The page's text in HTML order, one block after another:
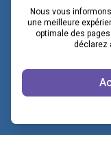
La page
Notre chaîne
Nous vous
une meilleure
optimale des
déclarez